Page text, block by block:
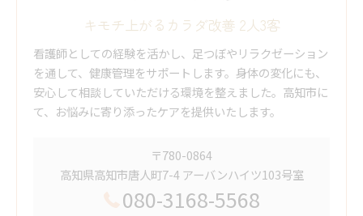
キモチ上がるカラダ改善 2人3客
看護師としての経験を活かし、足つぼやリラクゼーション
を通して、健康管理をサポートします。身体の変化にも、
安心して相談していただける環境を整えました。高知市に
て、お悩みに寄り添ったケアを提供いたします。
〒780-0864
高知県高知市唐人町7-4 アーバンハイツ103号室
080-3168-5568